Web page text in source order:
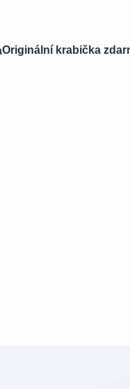
Originální krabička